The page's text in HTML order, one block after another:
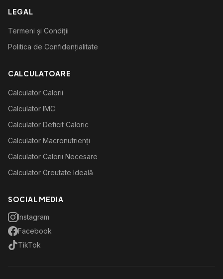
LEGAL
Termeni și Condiții
Politica de Confidențialitate
CALCULATOARE
Calculator Calorii
Calculator IMC
Calculator Deficit Caloric
Calculator Macronutrienți
Calculator Calorii Necesare
Calculator Greutate Ideală
SOCIAL MEDIA
Instagram
Facebook
TikTok